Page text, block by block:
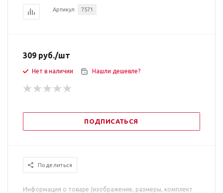
Артикул 7571
309 руб./шт
Нет в наличии Нашли дешевле?
ПОДПИСАТЬСЯ
Поделиться
Информация о товаре (изображение, размеры, комплект